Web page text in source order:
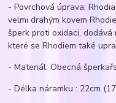
- Povrchová úprava:
velmi drahým kovem
šperk proti oxidaci,
které se Rhodiem také
- Materiál: Obecná
- Délka náramku : 22cm